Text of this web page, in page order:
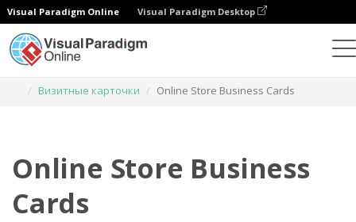
Visual Paradigm Online Visual Paradigm Desktop
Визитные карточки
Online Store Business Cards
Online Store Business
Cards